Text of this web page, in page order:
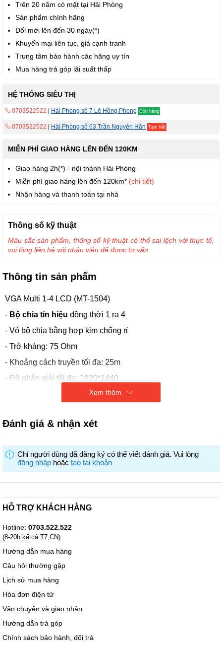
Trên 20 năm có mặt tại Hải Phòng
Sản phẩm chính hãng
Đổi mới lên đến 30 ngày(*)
Khuyến mại liên tục, giá cạnh tranh
Trung tâm bảo hành các hãng uy tín
Mua hàng trả góp lãi suất thấp
HỆ THỐNG SIÊU THỊ
0703522522 Hải Phòng số 7 Lê Hồng Phong Còn hàng
0703522522 Hải Phòng số 63 Trần Nguyên Hãn Tạm hết
MIỄN PHÍ GIAO HÀNG LÊN ĐẾN 120KM
Giao hàng 2h(*) - nội thành Hải Phòng
Miễn phí giao hàng lên đến 120km* (chi tiết)
Nhận hàng và thanh toán tại nhà
Thông tin sản phẩm
VGA Multi 1-4 LCD (MT-1504)
- Bộ chia tín hiệu đồng thời 1 ra 4
- Vỏ bộ chia bằng hợp kim chống rỉ
- Trở kháng: 75 Ohm
- Khoảng cách truyền tối đa: 25m
- Độ phân giải tối đa: 1920*1440
- Nguồn điện: DC 5V 50/60Hz 5W
Xem thêm
Thông số kỹ thuật
Màu sắc sản phẩm, thông số kỹ thuật có thể sai lệch với thực tế,
vui lòng liên hệ với nhân viên để được tư vấn.
Đánh giá & nhận xét
Chỉ người dùng đã đăng ký có thể viết đánh giá. Vui lòng
đăng nhập hoặc tạo tài khoản
HỖ TRỢ KHÁCH HÀNG
Hotline: 0703.522.522
(8-20h kể cả T7,CN)
Hướng dẫn mua hàng
Câu hỏi thường gặp
Lịch sử mua hàng
Hóa đơn điện tử
Vận chuyển và giao nhận
Hướng dẫn trả góp
Chính sách bảo hành, đổi trả